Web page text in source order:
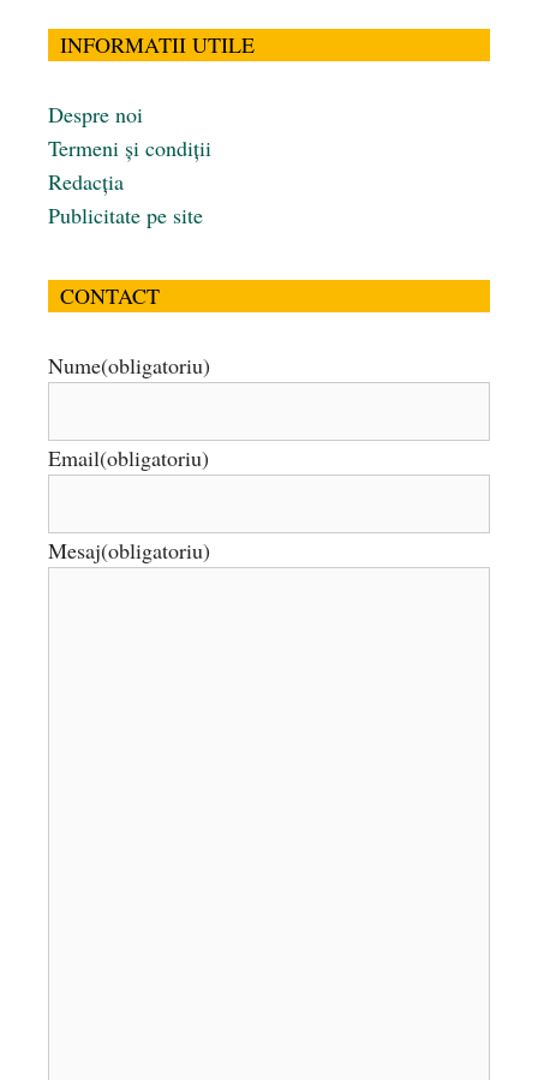
INFORMATII UTILE
Despre noi
Termeni și condiții
Redacția
Publicitate pe site
CONTACT
Nume(obligatoriu)
Email(obligatoriu)
Mesaj(obligatoriu)